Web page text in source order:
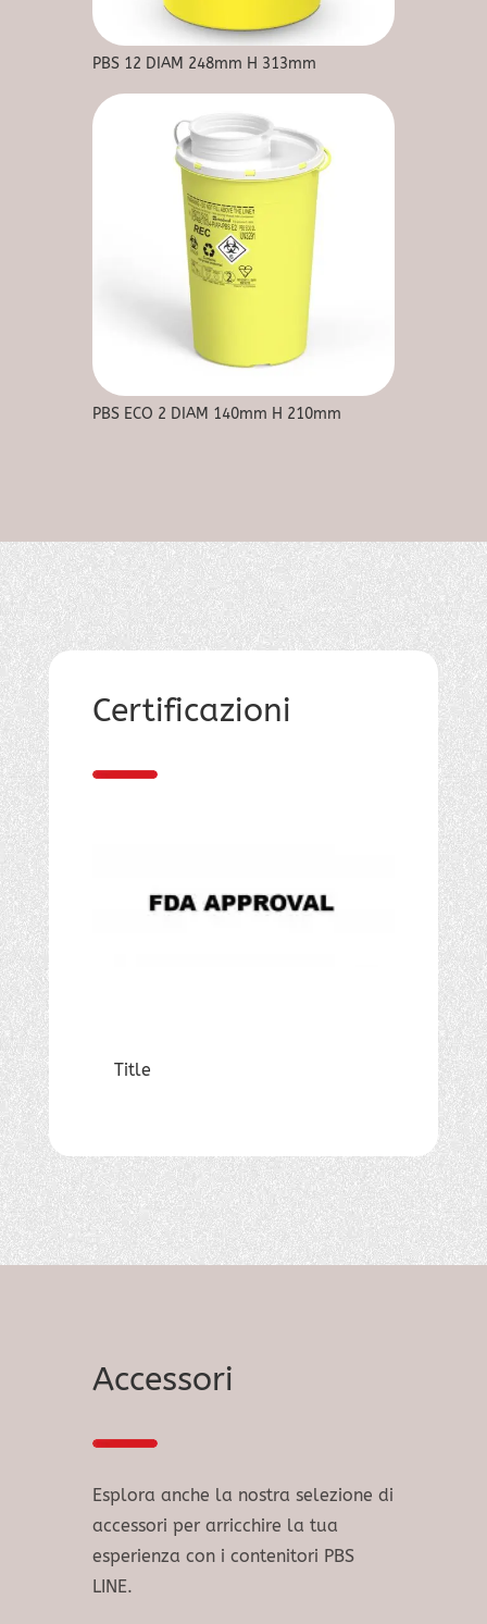
PBS 12 DIAM 248mm H 313mm
PBS ECO 2 DIAM 140mm H 210mm
Certificazioni
Title Title
Accessori
Esplora anche la nostra selezione di
accessori per arricchire la tua
esperienza con i contenitori PBS
LINE.